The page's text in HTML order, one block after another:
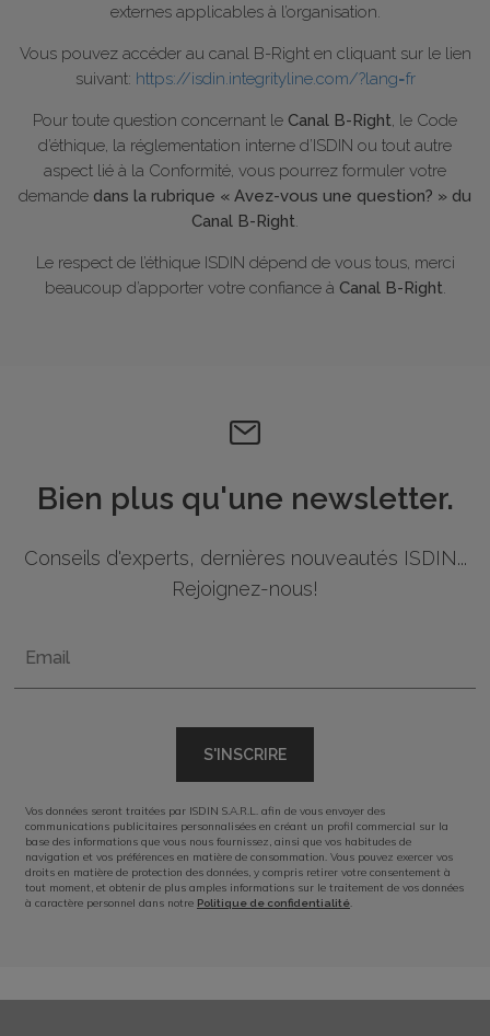
externes applicables à l’organisation.
Vous pouvez accéder au canal B-Right en cliquant sur le lien
suivant: https://isdin.integrityline.com/?lang=fr
Pour toute question concernant le Canal B-Right , le Code
d’éthique, la réglementation interne d’ISDIN ou tout autre
aspect lié à la Conformité, vous pourrez formuler votre
demande dans la rubrique « Avez-vous une question? » du
Canal B-Right
Le respect de l’éthique ISDIN dépend de vous tous, merci
beaucoup d’apporter votre confiance à Canal B-Right
Bien plus qu'une newsletter.
Conseils d'experts, dernières nouveautés ISDIN...
Rejoignez-nous!
Email
S'INSCRIRE
Vos données seront traitées par ISDIN S.A.R.L. afin de vous envoyer des
communications publicitaires personnalisées en créant un profil commercial sur la
base des informations que vous nous fournissez, ainsi que vos habitudes de
navigation et vos préférences en matière de consommation. Vous pouvez exercer vos
droits en matière de protection des données, y compris retirer votre consentement à
tout moment, et obtenir de plus amples informations sur le traitement de vos données
à caractère personnel dans notre Politique de confidentialité